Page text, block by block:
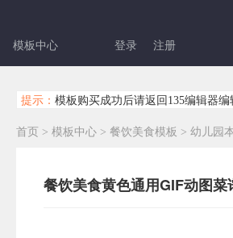
模板中心 登录 注册
提示： 模板购买成功后请返回135编辑器
首页 > 模板中心 > 餐饮美食模板 > 幼儿园